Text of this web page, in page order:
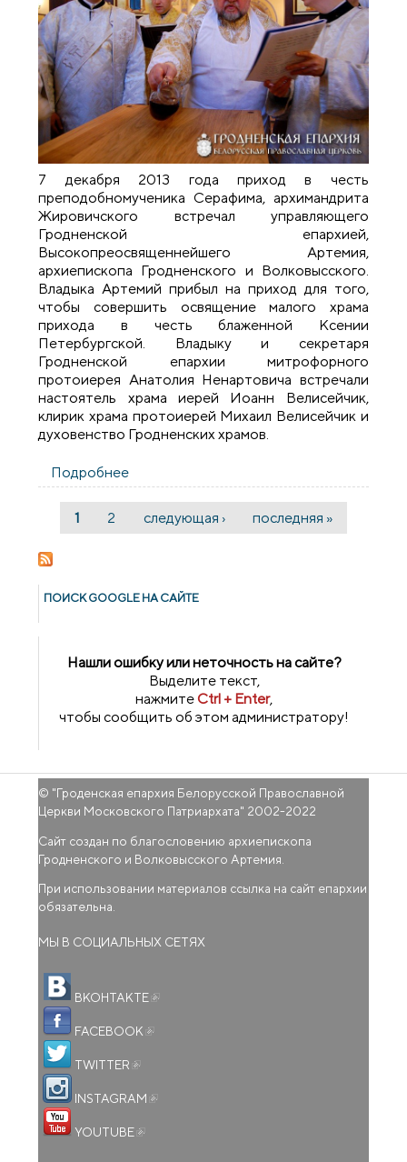
7 декабря 2013 года приход в честь
преподобномученика Серафима, архимандрита
Жировичского встречал управляющего
Гродненской епархией,
Высокопреосвященнейшего Артемия,
архиепископа Гродненского и Волковысского.
Владыка Артемий прибыл на приход для того,
чтобы совершить освящение малого храма
прихода в честь блаженной Ксении
Петербургской. Владыку и секретаря
Гродненской епархии митрофорного
протоиерея Анатолия Ненартовича встречали
настоятель храма иерей Иоанн Велисейчик,
клирик храма протоиерей Михаил Велисейчик и
духовенство Гродненских храмов.
Подробнее
Ксении Петербургской микрорайона
Страницы
1 2 следующая › последняя »
ПОИСК GOОGLE НА САЙТЕ
Нашли ошибку или неточность на сайте?
Выделите текст,
нажмитеCtrl + Enter,
чтобы сообщить об этом администратору!
© "Гроденская епархия Белорусской Православной
Церкви Московского Патриархата" 2002-2022
Сайт создан по благословению архиепископа
Гродненского и Волковысского Артемия.
При использовании материалов ссылка на сайт епархии
обязательна.
МЫ В СОЦИАЛЬНЫХ СЕТЯХ
ВКОНТАКТЕ
FACEBOOK
TWITTER
INSTAGRAM
YOUTUBE